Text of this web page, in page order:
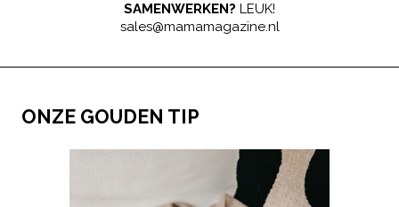
SAMENWERKEN? LEUK!
sales@mamamagazine.nl
ONZE GOUDEN TIP